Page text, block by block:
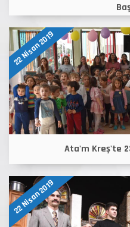
22 Nisan 2019
Ata'm Kreş'te
22 Nisan 2019